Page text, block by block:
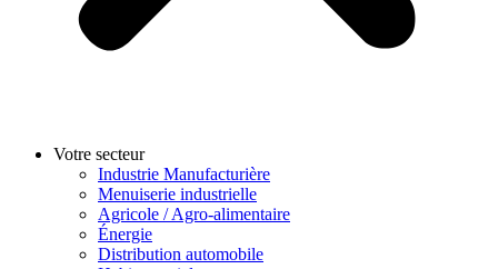
Votre secteur
Industrie Manufacturière
Menuiserie industrielle
Agricole / Agro-alimentaire
Énergie
Distribution automobile